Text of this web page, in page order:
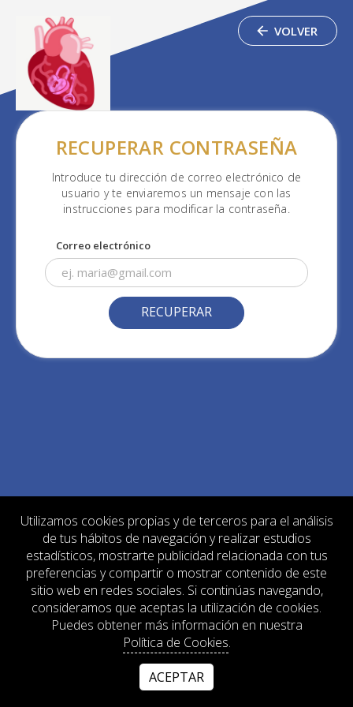
VOLVER
RECUPERAR CONTRASEÑA
Introduce tu dirección de correo electrónico de
usuario y te enviaremos un mensaje con las
instrucciones para modificar la contraseña.
Correo electrónico
Utilizamos cookies propias y de terceros para el análisis
de tus hábitos de navegación y realizar estudios
estadísticos, mostrarte publicidad relacionada con tus
preferencias y compartir o mostrar contenido de este
sitio web en redes sociales. Si continúas navegando,
consideramos que aceptas la utilización de cookies.
Puedes obtener más información en nuestra
Política de Cookies.
ACEPTAR